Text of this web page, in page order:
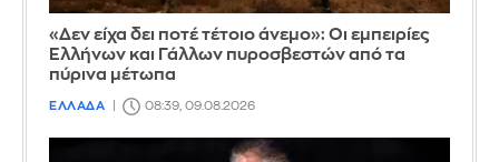
«Δεν είχα δει ποτέ τέτοιο άνεμο»: Οι εμπειρίες
Ελλήνων και Γάλλων πυροσβεστών από τα
πύρινα μέτωπα
ΕΛΛΑΔΑ 08:39, 09.08.2026